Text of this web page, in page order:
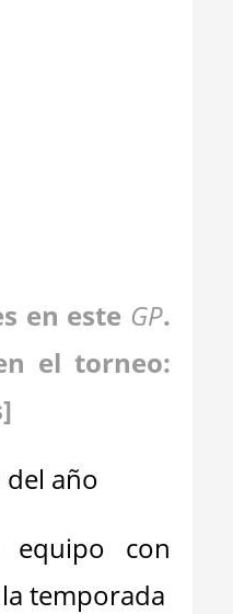
en este GP.
el torneo:
del año
equipo con
temporada